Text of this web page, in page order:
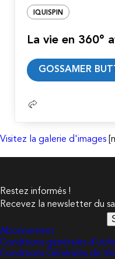
IQUISPIN
La vie en 360°
GOSSAMER
Visitez la galerie d'images
Restez informés !
Recevez la newsletter du
Abonnement
Conditions générales
Conditions Générales de